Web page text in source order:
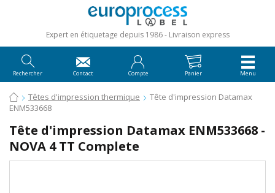
Expert en étiquetage depuis 1986 Livraison express
Rechercher Contact Compte Panier Menu
Têtes d'impression thermique
Tête d'impression Datamax
ENM533668
Tête d'impression Datamax ENM533668 -
NOVA 4 TT Complete